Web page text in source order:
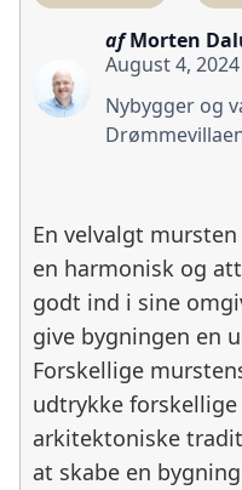
af Morten
August 4, 2024
Nybygger og
En velvalgt
en harmonisk og
godt ind i sine
give bygningen en
Forskellige
udtrykke
arkitektoniske
at skabe en